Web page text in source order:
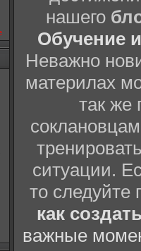
нашего
Обучение
Неважно
материлах
так же
ситуации.
то
как
важные